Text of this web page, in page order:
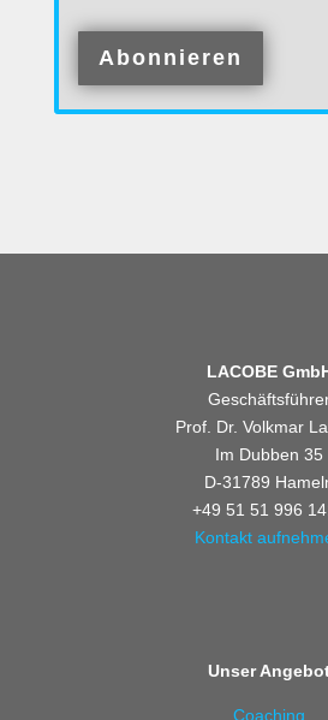
Abonnieren
LACOBE
Prof. Dr. Volkmar
Im Dubben 35
D-31789
+49 51 51 996
Kontakt
Unser
Coaching